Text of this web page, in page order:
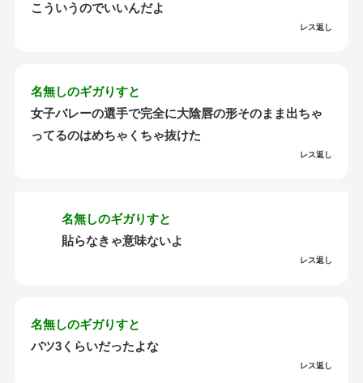
こういうのでいいんだよ
レス返し
名無しのギガりすと
女子バレーの選手で完全に大陰唇の形そのまま出ちゃ
ってるのはめちゃくちゃ抜けた
レス返し
名無しのギガりすと
貼らなきゃ意味ないよ
レス返し
名無しのギガりすと
バツ3くらいだったよな
レス返し